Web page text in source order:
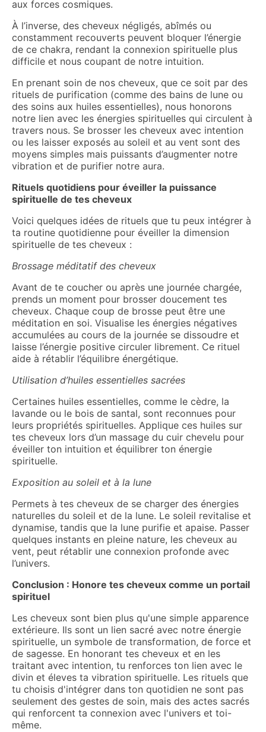
aux forces cosmiques.
À l’inverse, des cheveux négligés, abîmés ou
constamment recouverts peuvent bloquer l’énergie
de ce chakra, rendant la connexion spirituelle plus
difficile et nous coupant de notre intuition.
En prenant soin de nos cheveux, que ce soit par des
rituels de purification (comme des bains de lune ou
des soins aux huiles essentielles), nous honorons
notre lien avec les énergies spirituelles qui circulent à
travers nous. Se brosser les cheveux avec intention
ou les laisser exposés au soleil et au vent sont des
moyens simples mais puissants d’augmenter notre
vibration et de purifier notre aura.
Rituels quotidiens pour éveiller la puissance
spirituelle de tes cheveux
Voici quelques idées de rituels que tu peux intégrer à
ta routine quotidienne pour éveiller la dimension
spirituelle de tes cheveux :
Brossage méditatif des cheveux
Avant de te coucher ou après une journée chargée,
prends un moment pour brosser doucement tes
cheveux. Chaque coup de brosse peut être une
méditation en soi. Visualise les énergies négatives
accumulées au cours de la journée se dissoudre et
laisse l’énergie positive circuler librement. Ce rituel
aide à rétablir l’équilibre énergétique.
Utilisation d’huiles essentielles sacrées
Certaines huiles essentielles, comme le cèdre, la
lavande ou le bois de santal, sont reconnues pour
leurs propriétés spirituelles. Applique ces huiles sur
tes cheveux lors d’un massage du cuir chevelu pour
éveiller ton intuition et équilibrer ton énergie
spirituelle.
Exposition au soleil et à la lune
Permets à tes cheveux de se charger des énergies
naturelles du soleil et de la lune. Le soleil revitalise et
dynamise, tandis que la lune purifie et apaise. Passer
quelques instants en pleine nature, les cheveux au
vent, peut rétablir une connexion profonde avec
l’univers.
Conclusion : Honore tes cheveux comme un portail
spirituel
Les cheveux sont bien plus qu'une simple apparence
extérieure. Ils sont un lien sacré avec notre énergie
spirituelle, un symbole de transformation, de force et
de sagesse. En honorant tes cheveux et en les
traitant avec intention, tu renforces ton lien avec le
divin et éleves ta vibration spirituelle. Les rituels que
tu choisis d'intégrer dans ton quotidien ne sont pas
seulement des gestes de soin, mais des actes sacrés
qui renforcent ta connexion avec l'univers et toi-
même.